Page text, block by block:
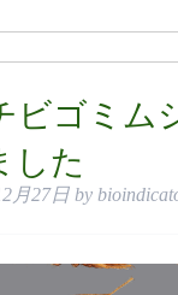
ビゴミム
した
月27日 by